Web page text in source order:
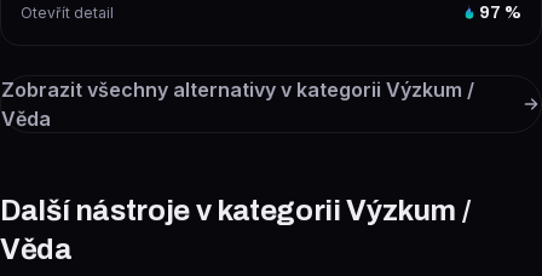
Otevřít detail 97 %
Zobrazit všechny alternativy v kategorii Výzkum /
Věda
Další nástroje v kategorii Výzkum /
Věda